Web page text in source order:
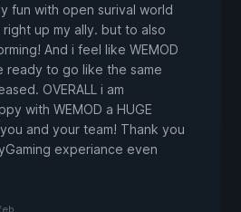
fun with open surival world
right up my ally. but to also
And i feel like WEMOD
ready to go like the same
OVERALL i am
with WEMOD a HUGE
and your team! Thank you
experiance even